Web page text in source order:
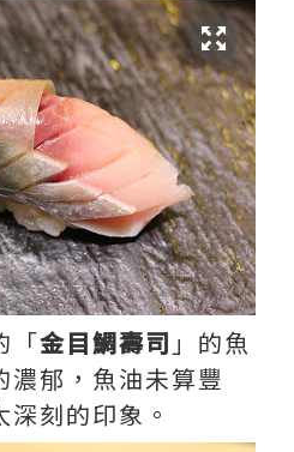
「金目鯛壽司 」的魚
濃郁，魚油未算豐
刻的印象。